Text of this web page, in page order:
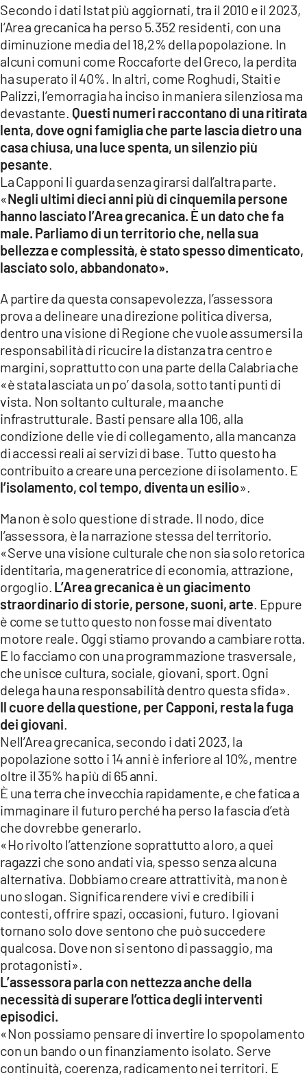
LACAPITALENEWS.IT
App
ANDROID
APPLE
Secondo i dati Istat più aggiornati, tra il 2010 e il 2023,
l’Area grecanica ha perso 5.352 residenti, con una
diminuzione media del 18,2% della popolazione. In
alcuni comuni come Roccaforte del Greco, la perdita
ha superato il 40%. In altri, come Roghudi, Staiti e
Palizzi, l’emorragia ha inciso in maniera silenziosa ma
devastante. Questi numeri raccontano di una ritirata
lenta, dove ogni famiglia che parte lascia dietro una
casa chiusa, una luce spenta, un silenzio più
pesante
La Capponi li guarda senza girarsi dall’altra parte.
«Negli ultimi dieci anni più di cinquemila persone
hanno lasciato l’Area grecanica. È un dato che fa
male. Parliamo di un territorio che, nella sua
bellezza e complessità, è stato spesso dimenticato,
lasciato solo, abbandonato».
A partire da questa consapevolezza, l’assessora
prova a delineare una direzione politica diversa,
dentro una visione di Regione che vuole assumersi la
responsabilità di ricucire la distanza tra centro e
margini, soprattutto con una parte della Calabria che
«è stata lasciata un po’ da sola, sotto tanti punti di
vista. Non soltanto culturale, ma anche
infrastrutturale. Basti pensare alla 106, alla
condizione delle vie di collegamento, alla mancanza
di accessi reali ai servizi di base. Tutto questo ha
contribuito a creare una percezione di isolamento. E
l’isolamento, col tempo, diventa un esilio».
Ma non è solo questione di strade. Il nodo, dice
l’assessora, è la narrazione stessa del territorio.
«Serve una visione culturale che non sia solo retorica
identitaria, ma generatrice di economia, attrazione,
orgoglio. L’Area grecanica è un giacimento
straordinario di storie, persone, suoni, arte . Eppure
è come se tutto questo non fosse mai diventato
motore reale. Oggi stiamo provando a cambiare rotta.
E lo facciamo con una programmazione trasversale,
che unisce cultura, sociale, giovani, sport. Ogni
delega ha una responsabilità dentro questa sfida».
Il cuore della questione, per Capponi, resta la fuga
dei giovani
Nell’Area grecanica, secondo i dati 2023, la
popolazione sotto i 14 anni è inferiore al 10%, mentre
oltre il 35% ha più di 65 anni.
È una terra che invecchia rapidamente, e che fatica a
immaginare il futuro perché ha perso la fascia d’età
che dovrebbe generarlo.
«Ho rivolto l’attenzione soprattutto a loro, a quei
ragazzi che sono andati via, spesso senza alcuna
alternativa. Dobbiamo creare attrattività, ma non è
uno slogan. Significa rendere vivi e credibili i
contesti, offrire spazi, occasioni, futuro. I giovani
tornano solo dove sentono che può succedere
qualcosa. Dove non si sentono di passaggio, ma
protagonisti».
L’assessora parla con nettezza anche della
necessità di superare l’ottica degli interventi
episodici.
«Non possiamo pensare di invertire lo spopolamento
con un bando o un finanziamento isolato. Serve
continuità, coerenza, radicamento nei territori. E